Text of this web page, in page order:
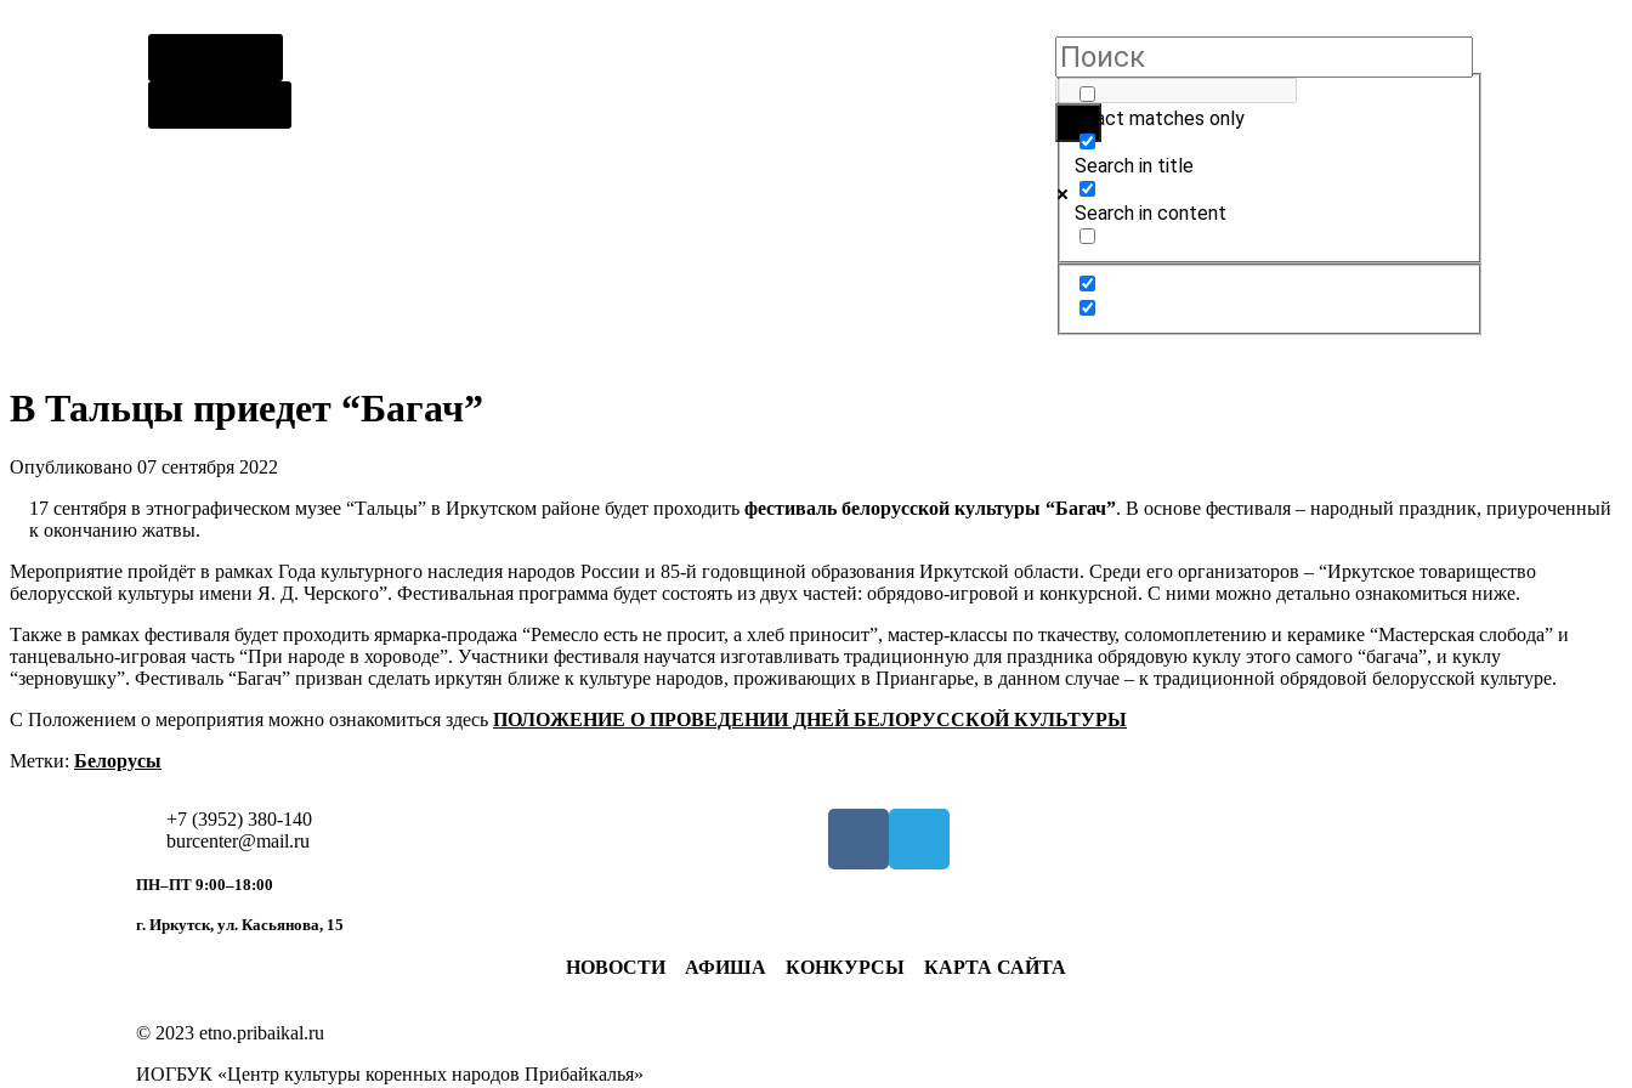
Exact matches only
Search in title
Search in content
В Тальцы приедет “Багач”
Опубликовано 07 сентября 2022
17 сентября в этнографическом музее “Тальцы” в Иркутском районе будет проходить фестиваль белорусской культуры “Багач”. В основе фестиваля – народный праздник, приуроченный
к окончанию жатвы.
Мероприятие пройдёт в рамках Года культурного наследия народов России и 85-й годовщиной образования Иркутской области. Среди его организаторов – “Иркутское товарищество
белорусской культуры имени Я. Д. Черского”. Фестивальная программа будет состоять из двух частей: обрядово-игровой и конкурсной. С ними можно детально ознакомиться ниже.
Также в рамках фестиваля будет проходить ярмарка-продажа “Ремесло есть не просит, а хлеб приносит”, мастер-классы по ткачеству, соломоплетению и керамике “Мастерская слобода” и
танцевально-игровая часть “При народе в хороводе”. Участники фестиваля научатся изготавливать традиционную для праздника обрядовую куклу этого самого “багача”, и куклу
“зерновушку”. Фестиваль “Багач” призван сделать иркутян ближе к культуре народов, проживающих в Приангарье, в данном случае – к традиционной обрядовой белорусской культуре.
С Положением о мероприятия можно ознакомиться здесь ПОЛОЖЕНИЕ О ПРОВЕДЕНИИ ДНЕЙ БЕЛОРУССКОЙ КУЛЬТУРЫ
Метки: Белорусы
+7 (3952) 380-140
burcenter@mail.ru
ПН–ПТ 9:00–18:00
г. Иркутск, ул. Касьянова, 15
НОВОСТИ АФИША КОНКУРСЫ КАРТА САЙТА
© 2023 etno.pribaikal.ru
ИОГБУК «Центр культуры коренных народов Прибайкалья»